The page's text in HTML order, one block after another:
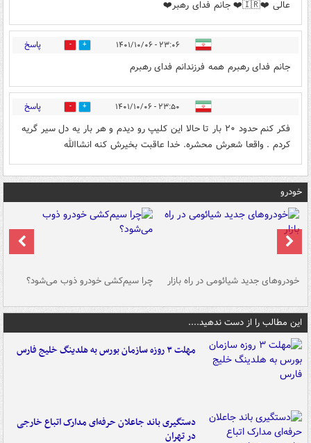
عالی ❤️🇮🇷❤️ جانم فدای رهبر❤️
۲۳:۰۶ - ۱۴۰۱/۱۰/۰۶ 1 پاسخ
جانم فدای رهبرم همه فرزندانم فدای رهبرم
۲۳:۵۰ - ۱۴۰۱/۱۰/۰۶ 1 پاسخ
فکر کنم حدود ۲۰ بار تا حالا این کلیپ رو دیدم و هر بار یه دل سیر گریه
کردم . واقعا شعرش محشره. خدا عاقبت بخیرش کنه انشاالله
خودرو
خودروهای جدید شیائومی در راه بازار چرا سیم‌کشی خودرو ذوب می‌شود؟
این مطالب را از دست ندهید....
مهلت ۳ روزه سازمان بورس به هلدینگ خلیج فارس
دستگیری باند جاعلان حرفه‌ای مدارک اتباع خارجی
در تهران